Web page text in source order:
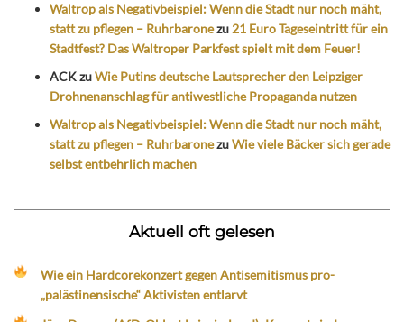
Waltrop als Negativbeispiel: Wenn die Stadt nur noch mäht,
statt zu pflegen – Ruhrbaronezu 21 Euro Tageseintritt für ein
Stadtfest? Das Waltroper Parkfest spielt mit dem Feuer!
ACKzuWie Putins deutsche Lautsprecher den Leipziger
Drohnenanschlag für antiwestliche Propaganda nutzen
Waltrop als Negativbeispiel: Wenn die Stadt nur noch mäht,
statt zu pflegen – RuhrbaronezuWie viele Bäcker sich gerade
selbst entbehrlich machen
Aktuell oft gelesen
Wie ein Hardcorekonzert gegen Antisemitismus pro-
„palästinensische“ Aktivisten entlarvt